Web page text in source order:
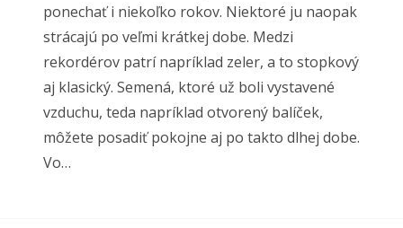
ponechať i niekoľko rokov. Niektoré ju naopak
strácajú po veľmi krátkej dobe. Medzi
rekordérov patrí napríklad zeler, a to stopkový
aj klasický. Semená, ktoré už boli vystavené
vzduchu, teda napríklad otvorený balíček,
môžete posadiť pokojne aj po takto dlhej dobe.
Vo…